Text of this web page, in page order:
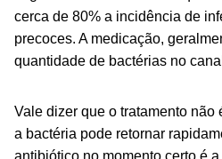
cerca de 80% a incidência de
precoces. A medicação,
quantidade de bactérias no
Vale dizer que o tratamento não
a bactéria pode retornar
antibiótico no momento certo é